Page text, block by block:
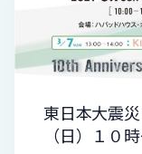
東日本大震
（日）１０